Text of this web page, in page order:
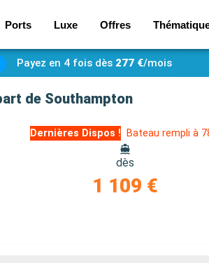
Ports Luxe Offres
Payez en 4 fois dès 277 €/mois
de Southampton
Dernières Dispos ! Bateau rempli à
dès
1 109 €